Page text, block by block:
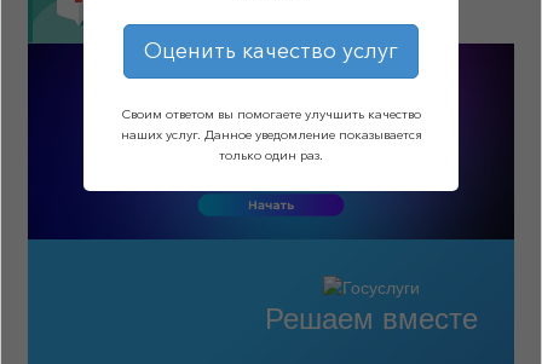
Решаем вместе
Оценить качество услуг
Своим ответом вы помогаете улучшить качество
наших услуг. Данное уведомление показывается
только один раз.